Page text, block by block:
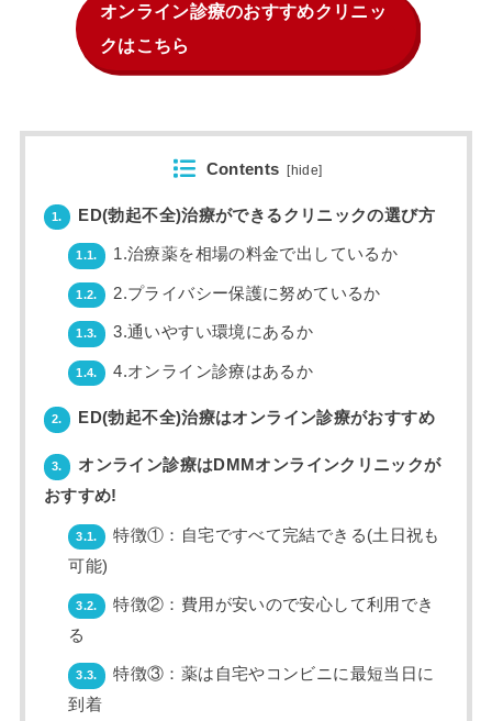
オンライン診療のおすすめクリニッ
クはこちら
Contents [hide]
1. ED(勃起不全)治療ができるクリニックの選び方
1.1. 1.治療薬を相場の料金で出しているか
1.2. 2.プライバシー保護に努めているか
1.3. 3.通いやすい環境にあるか
1.4. 4.オンライン診療はあるか
2. ED(勃起不全)治療はオンライン診療がおすすめ
3.
オンライン診療はDMMオンラインクリニックが
おすすめ!
3.1.
特徴①：自宅ですべて完結できる(土日祝も
可能)
3.2.
特徴②：費用が安いので安心して利用でき
る
3.3.
特徴③：薬は自宅やコンビニに最短当日に
到着